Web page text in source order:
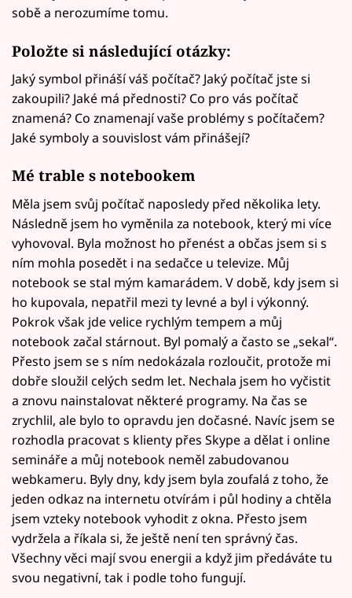
sobě a nerozumíme tomu.
Položte si následující otázky:
Jaký symbol přináší váš počítač? Jaký počítač jste si
zakoupili? Jaké má přednosti? Co pro vás počítač
znamená? Co znamenají vaše problémy s počítačem?
Jaké symboly a souvislost vám přinášejí?
Mé trable s notebookem
Měla jsem svůj počítač naposledy před několika lety.
Následně jsem ho vyměnila za notebook, který mi více
vyhovoval. Byla možnost ho přenést a občas jsem si s
ním mohla posedět i na sedačce u televize. Můj
notebook se stal mým kamarádem. V době, kdy jsem si
ho kupovala, nepatřil mezi ty levné a byl i výkonný.
Pokrok však jde velice rychlým tempem a můj
notebook začal stárnout. Byl pomalý a často se „sekal“.
Přesto jsem se s ním nedokázala rozloučit, protože mi
dobře sloužil celých sedm let. Nechala jsem ho vyčistit
a znovu nainstalovat některé programy. Na čas se
zrychlil, ale bylo to opravdu jen dočasné. Navíc jsem se
rozhodla pracovat s klienty přes Skype a dělat i online
semináře a můj notebook neměl zabudovanou
webkameru. Byly dny, kdy jsem byla zoufalá z toho, že
jeden odkaz na internetu otvírám i půl hodiny a chtěla
jsem vzteky notebook vyhodit z okna. Přesto jsem
vydržela a říkala si, že ještě není ten správný čas.
Všechny věci mají svou energii a když jim předáváte tu
svou negativní, tak i podle toho fungují.